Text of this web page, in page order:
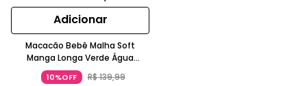
Adicionar
Macacão Bebê Malha Soft
Manga Longa Verde Água
Brandili
10%OFF R$139,99